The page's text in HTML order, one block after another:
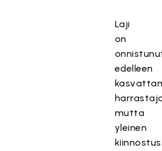
Laji
on
edelleen
mutta
yleinen
kiinnostus